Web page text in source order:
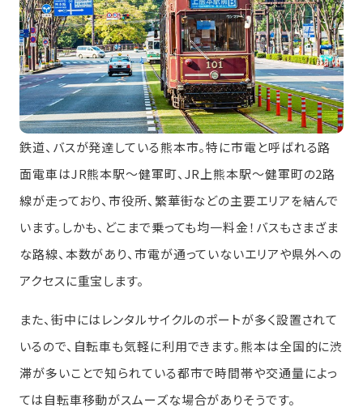
鉄道、バスが発達している熊本市。特に市電と呼ばれる路
面電車はJR熊本駅～健軍町、JR上熊本駅～健軍町の2路
線が走っており、市役所、繁華街などの主要エリアを結んで
います。しかも、どこまで乗っても均一料金！バスもさまざま
な路線、本数があり、市電が通っていないエリアや県外への
アクセスに重宝します。
また、街中にはレンタルサイクルのポートが多く設置されて
いるので、自転車も気軽に利用できます。熊本は全国的に渋
滞が多いことで知られている都市で時間帯や交通量によっ
ては自転車移動がスムーズな場合がありそうです。